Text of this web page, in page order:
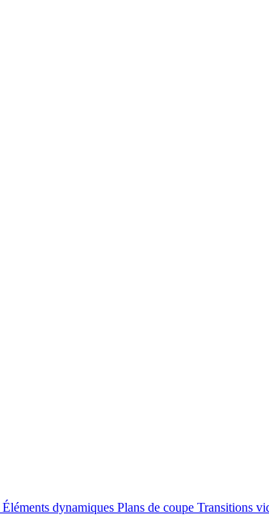
Éléments dynamiques Plans de coupe Transitions